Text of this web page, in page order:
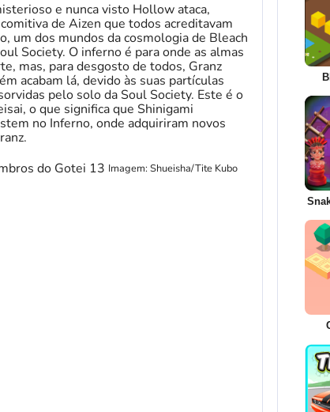
e nunca visto Hollow ataca,
de Aizen que todos acreditavam
um dos mundos da cosmologia de Bleach
Society. O inferno é para onde as almas
mas, para desgosto de todos, Granz
acabam lá, devido às suas partículas
pelo solo da Soul Society. Este é o
o que significa que Shinigami
no Inferno, onde adquiriram novos
Imagem: Shueisha/Tite Kubo